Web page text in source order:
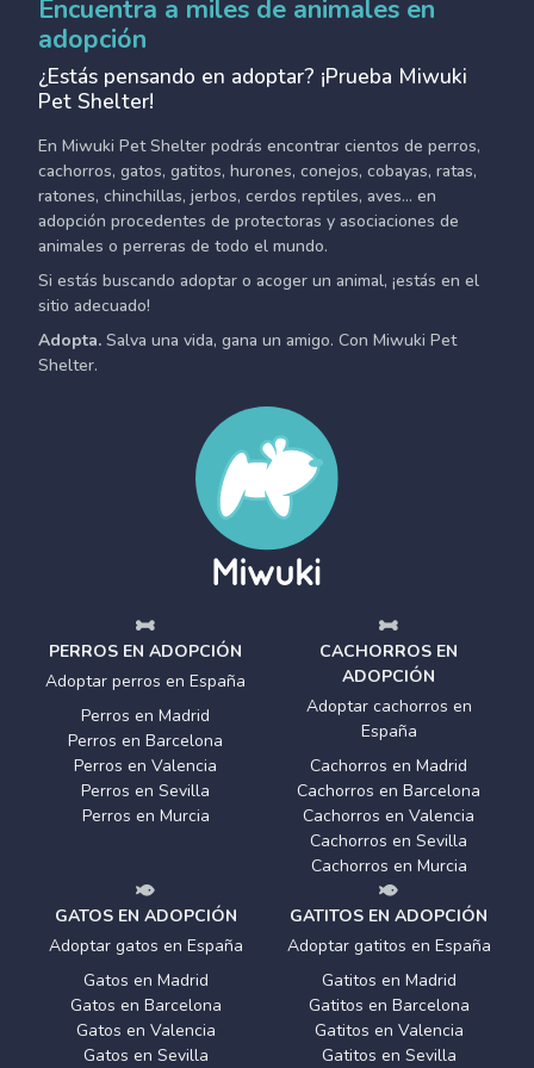
Encuentra a miles de animales en
adopción
¿Estás pensando en adoptar? ¡Prueba Miwuki
Pet Shelter!
En Miwuki Pet Shelter podrás encontrar cientos de perros,
cachorros, gatos, gatitos, hurones, conejos, cobayas, ratas,
ratones, chinchillas, jerbos, cerdos reptiles, aves... en
adopción procedentes de protectoras y asociaciones de
animales o perreras de todo el mundo.
Si estás buscando adoptar o acoger un animal, ¡estás en el
sitio adecuado!
Adopta. Salva una vida, gana un amigo. Con Miwuki Pet
Shelter.
PERROS EN ADOPCIÓN
Adoptar perros en España
Perros en Madrid
Perros en Barcelona
Perros en Valencia
Perros en Sevilla
Perros en Murcia
CACHORROS EN
ADOPCIÓN
Adoptar cachorros en
España
Cachorros en Madrid
Cachorros en Barcelona
Cachorros en Valencia
Cachorros en Sevilla
Cachorros en Murcia
GATOS EN ADOPCIÓN
Adoptar gatos en España
Gatos en Madrid
Gatos en Barcelona
Gatos en Valencia
Gatos en Sevilla
GATITOS EN ADOPCIÓN
Adoptar gatitos en España
Gatitos en Madrid
Gatitos en Barcelona
Gatitos en Valencia
Gatitos en Sevilla